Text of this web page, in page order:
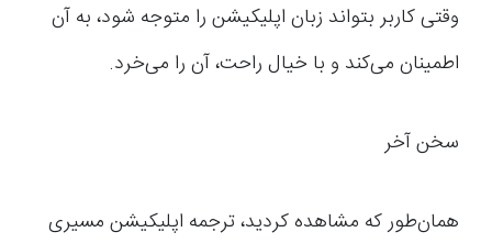
وقتی کاربر بتواند زبان اپلیکیشن را متوجه شود، به آن
اطمینان می‌کند و با خیال راحت، آن را می‌خرد.
سخن آخر
همان‌طور که مشاهده کردید، ترجمه اپلیکیشن مسیری